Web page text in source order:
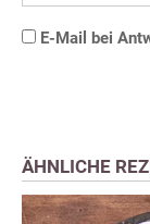
E-Mail bei
ÄHNLICHE